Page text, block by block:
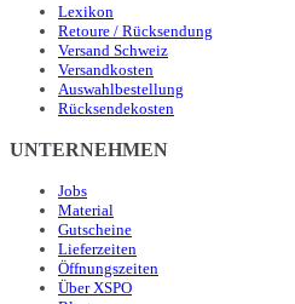
Lexikon
Retoure / Rücksendung
Versand Schweiz
Versandkosten
Auswahlbestellung
Rücksendekosten
UNTERNEHMEN
Jobs
Material
Gutscheine
Lieferzeiten
Öffnungszeiten
Über XSPO